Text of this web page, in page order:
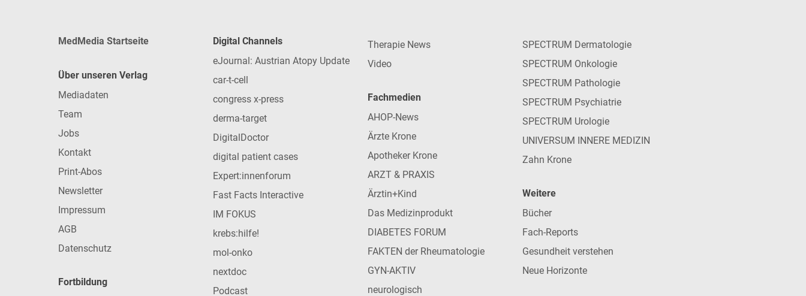
MedMedia Startseite
Über unseren Verlag
Mediadaten
Team
Jobs
Kontakt
Print-Abos
Newsletter
Impressum
AGB
Datenschutz
Fortbildung
Digital Channels
eJournal: Austrian Atopy Update
car-t-cell
congress x-press
derma-target
DigitalDoctor
digital patient cases
Expert:innenforum
Fast Facts Interactive
IM FOKUS
krebs:hilfe!
mol-onko
nextdoc
Podcast
Therapie News
Video
Fachmedien
AHOP-News
Ärzte Krone
Apotheker Krone
ARZT & PRAXIS
Ärztin+Kind
Das Medizinprodukt
DIABETES FORUM
FAKTEN der Rheumatologie
GYN-AKTIV
neurologisch
SPECTRUM Dermatologie
SPECTRUM Onkologie
SPECTRUM Pathologie
SPECTRUM Psychiatrie
SPECTRUM Urologie
UNIVERSUM INNERE MEDIZIN
Zahn Krone
Weitere
Bücher
Fach-Reports
Gesundheit verstehen
Neue Horizonte